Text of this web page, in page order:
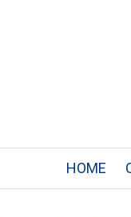
HOME